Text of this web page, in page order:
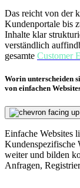
Das reicht von der
Kundenportale bis
Inhalte klar
verständlich
gesamte Customer
Worin unterscheiden
von einfachen
Einfache Websites
Kundenspezifische
weiter und bilden
Anfragen,